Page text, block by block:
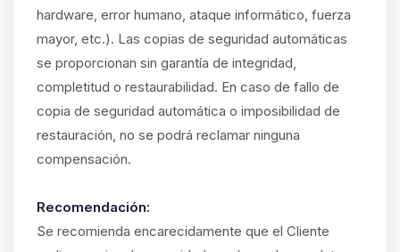
hardware, error humano, ataque informático, fuerza
mayor, etc.). Las copias de seguridad automáticas
se proporcionan sin garantía de integridad,
completitud o restaurabilidad. En caso de fallo de
copia de seguridad automática o imposibilidad de
restauración, no se podrá reclamar ninguna
compensación.
Recomendación:
Se recomienda encarecidamente que el Cliente